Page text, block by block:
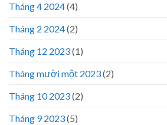
Tháng 4 2024(4)
Tháng 2 2024(2)
Tháng 12 2023(1)
Tháng mười một 2023(2)
Tháng 10 2023(2)
Tháng 9 2023(5)